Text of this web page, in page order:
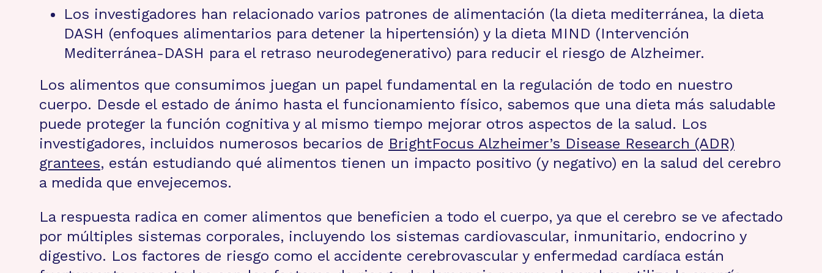
Los investigadores han relacionado varios patrones de alimentación (la dieta mediterránea, la dieta
DASH (enfoques alimentarios para detener la hipertensión) y la dieta MIND (Intervención
Mediterránea-DASH para el retraso neurodegenerativo) para reducir el riesgo de Alzheimer.
Los alimentos que consumimos juegan un papel fundamental en la regulación de todo en nuestro
cuerpo. Desde el estado de ánimo hasta el funcionamiento físico, sabemos que una dieta más saludable
puede proteger la función cognitiva y al mismo tiempo mejorar otros aspectos de la salud. Los
investigadores, incluidos numerosos becarios de BrightFocus Alzheimer’s Disease Research (ADR)
grantees, están estudiando qué alimentos tienen un impacto positivo (y negativo) en la salud del cerebro
a medida que envejecemos.
La respuesta radica en comer alimentos que beneficien a todo el cuerpo, ya que el cerebro se ve afectado
por múltiples sistemas corporales, incluyendo los sistemas cardiovascular, inmunitario, endocrino y
digestivo. Los factores de riesgo como el accidente cerebrovascular y enfermedad cardíaca están